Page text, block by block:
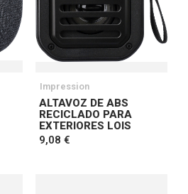
Impression
ALTAVOZ DE ABS
RECICLADO PARA
EXTERIORES LOIS
9,08 €